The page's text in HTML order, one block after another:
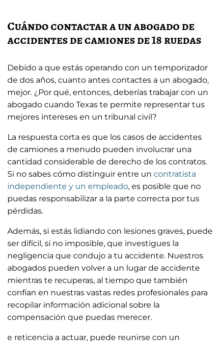
Cuándo contactar a un abogado de
accidentes de camiones de 18 ruedas
Debido a que estás operando con un temporizador
de dos años, cuanto antes contactes a un abogado,
mejor. ¿Por qué, entonces, deberías trabajar con un
abogado cuando Texas te permite representar tus
mejores intereses en un tribunal civil?
La respuesta corta es que los casos de accidentes
de camiones a menudo pueden involucrar una
cantidad considerable de derecho de los contratos.
Si no sabes cómo distinguir entre un contratista
independiente y un empleado, es posible que no
puedas responsabilizar a la parte correcta por tus
pérdidas.
Además, si estás lidiando con lesiones graves, puede
ser difícil, si no imposible, que investigues la
negligencia que condujo a tu accidente. Nuestros
abogados pueden volver a un lugar de accidente
mientras te recuperas, al tiempo que también
confían en nuestras vastas redes profesionales para
recopilar información adicional sobre la
compensación que puedas merecer.
e reticencia a actuar, puede reunirse con un